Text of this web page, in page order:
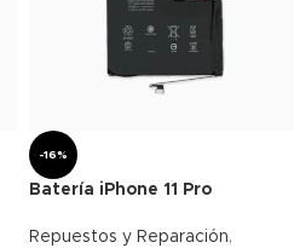
-16%
Batería iPhone 11 Pro
Repuestos y Reparación,